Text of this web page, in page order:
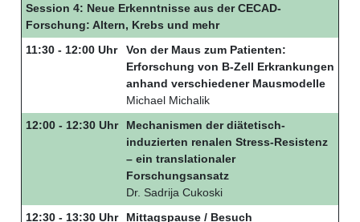
Session 4: Neue Erkenntnisse aus der CECAD-
Forschung: Altern, Krebs und mehr
11:30 - 12:00 Uhr
Von der Maus zum Patienten:
Erforschung von B-Zell Erkrankungen
anhand verschiedener Mausmodelle
Michael Michalik
12:00 - 12:30 Uhr
Mechanismen der diätetisch-
induzierten renalen Stress-Resistenz
– ein translationaler
Forschungsansatz
Dr. Sadrija Cukoski
12:30 - 13:30 Uhr
Mittagspause / Besuch